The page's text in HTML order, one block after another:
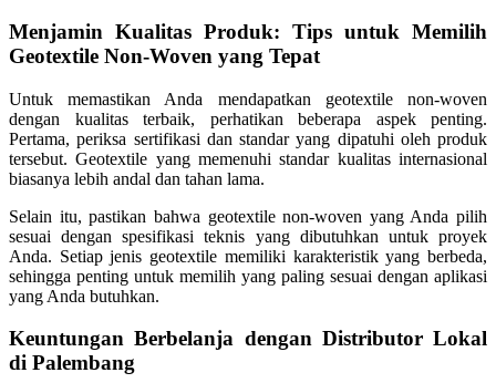
Menjamin Kualitas Produk: Tips untuk Memilih
Geotextile Non-Woven yang Tepat
Untuk memastikan Anda mendapatkan geotextile non-woven
dengan kualitas terbaik, perhatikan beberapa aspek penting.
Pertama, periksa sertifikasi dan standar yang dipatuhi oleh produk
tersebut. Geotextile yang memenuhi standar kualitas internasional
biasanya lebih andal dan tahan lama.
Selain itu, pastikan bahwa geotextile non-woven yang Anda pilih
sesuai dengan spesifikasi teknis yang dibutuhkan untuk proyek
Anda. Setiap jenis geotextile memiliki karakteristik yang berbeda,
sehingga penting untuk memilih yang paling sesuai dengan aplikasi
yang Anda butuhkan.
Keuntungan Berbelanja dengan Distributor Lokal
di Palembang